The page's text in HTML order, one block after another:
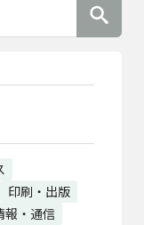
印刷・出版
報・通信